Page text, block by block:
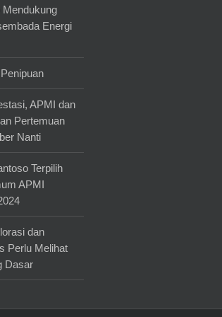
Mendukung
Energi
APMI dan
Pertemuan
Nanti
Terpilih
APMI
dan
Perlu Melihat
Dasar